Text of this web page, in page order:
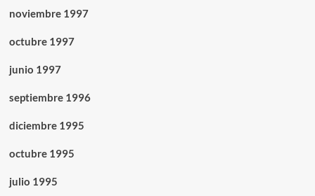
noviembre 1997
octubre 1997
junio 1997
septiembre 1996
diciembre 1995
octubre 1995
julio 1995